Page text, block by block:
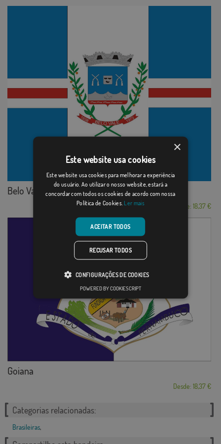
Belo Vale
Desde: 18,37 €
Goiana
Desde: 18,37 €
Categorias relacionadas:
Brasileiras,
×
Este website usa cookies
Este website usa cookies para melhorar a experiência
do usuário. Ao utilizar o nosso website, estará a
concordar com todos os cookies de acordo com nossa
Política de Cookies. Ler mais
ACEITAR TODOS
RECUSAR TODOS
CONFIGURAÇÕES DE COOKIES
POWERED BY COOKIESCRIPT